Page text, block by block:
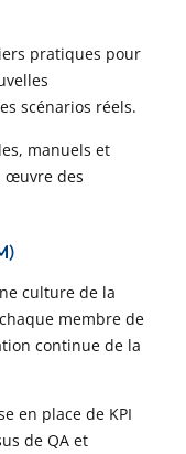
pratiques pour
scénarios réels.
manuels et
œuvre des
culture de la
membre de
continue de la
en place de KPI
de QA et